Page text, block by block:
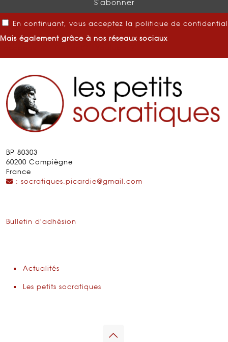
En continuant, vous acceptez la politique de
Mais également grâce à nos réseaux sociaux
BP 80303
60200 Compiègne
France
: socratiques.picardie@gmail.com
Bulletin d'adhésion
Actualités
Les petits socratiques